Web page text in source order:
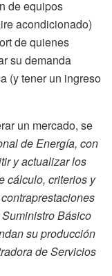
de equipos
acondicionado)
de quienes
su demanda
(y tener un ingreso
un mercado, se
de Energía, con
y actualizar los
cálculo, criterios y
Básico
su producción
de Servicios